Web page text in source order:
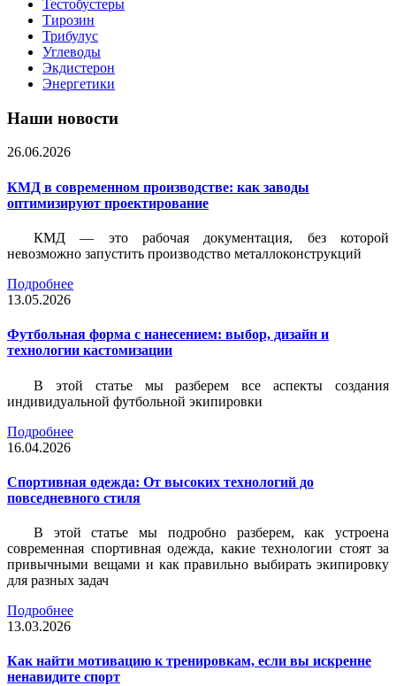
Тестобустеры
Тирозин
Трибулус
Углеводы
Экдистерон
Энергетики
Наши новости
26.06.2026
КМД в современном производстве: как заводы
оптимизируют проектирование
КМД — это рабочая документация, без которой
невозможно запустить производство металлоконструкций
Подробнее
13.05.2026
Футбольная форма с нанесением: выбор, дизайн и
технологии кастомизации
В этой статье мы разберем все аспекты создания
индивидуальной футбольной экипировки
Подробнее
16.04.2026
Спортивная одежда: От высоких технологий до
повседневного стиля
В этой статье мы подробно разберем, как устроена
современная спортивная одежда, какие технологии стоят за
привычными вещами и как правильно выбирать экипировку
для разных задач
Подробнее
13.03.2026
Как найти мотивацию к тренировкам, если вы искренне
ненавидите спорт